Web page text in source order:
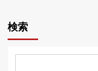
検索